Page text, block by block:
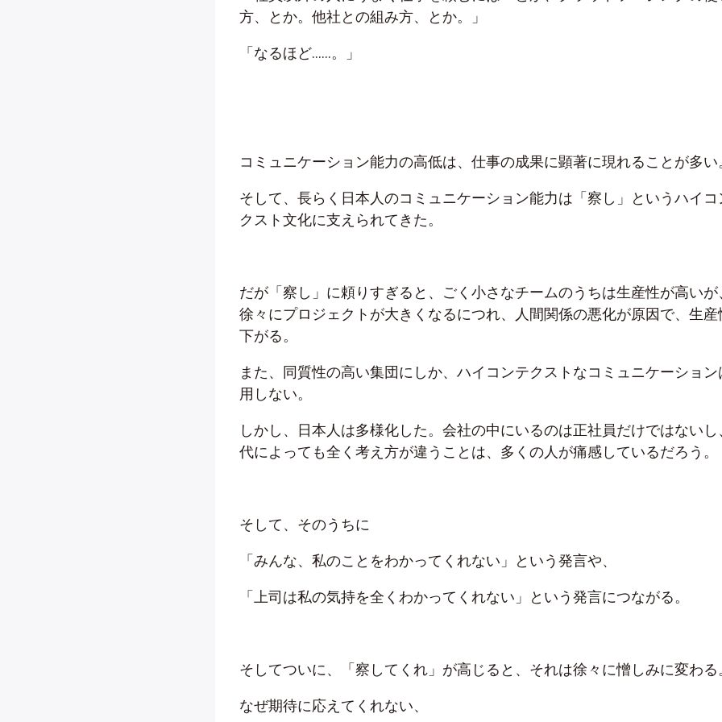
方、とか。他社との組み方、とか。」
「なるほど……。」
コミュニケーション能力の高低は、仕事の成果に顕著に現れることが多い
そして、長らく日本人のコミュニケーション能力は「察し」というハイコ
クスト文化に支えられてきた。
だが「察し」に頼りすぎると、ごく小さなチームのうちは生産性が高いが
徐々にプロジェクトが大きくなるにつれ、人間関係の悪化が原因で、生産
下がる。
また、同質性の高い集団にしか、ハイコンテクストなコミュニケーション
用しない。
しかし、日本人は多様化した。会社の中にいるのは正社員だけではないし
代によっても全く考え方が違うことは、多くの人が痛感しているだろう。
そして、そのうちに
「みんな、私のことをわかってくれない」という発言や、
「上司は私の気持を全くわかってくれない」という発言につながる。
そしてついに、「察してくれ」が高じると、それは徐々に憎しみに変わる
なぜ期待に応えてくれない、